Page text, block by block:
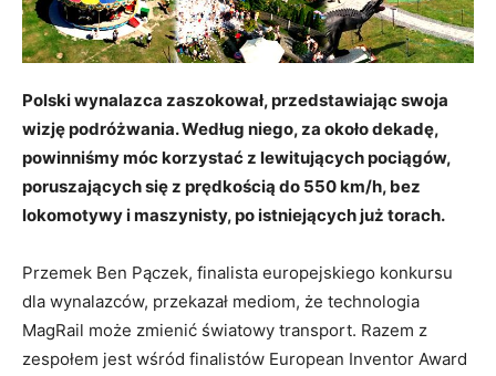
Polski wynalazca zaszokował, przedstawiając swoja
wizję podróżwania. Według niego, za około dekadę,
powinniśmy móc korzystać z lewitujących pociągów,
poruszających się z prędkością do 550 km/h, bez
lokomotywy i maszynisty, po istniejących już torach.
Przemek Ben Pączek, finalista europejskiego konkursu
dla wynalazców, przekazał mediom, że technologia
MagRail może zmienić światowy transport. Razem z
zespołem jest wśród finalistów European Inventor Award